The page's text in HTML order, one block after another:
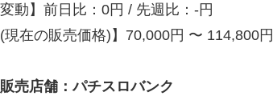
動】前日比：0円 / 先週比：-円
現在の販売価格)】70,000円 〜 114,800円
売店舗：パチスロバンク